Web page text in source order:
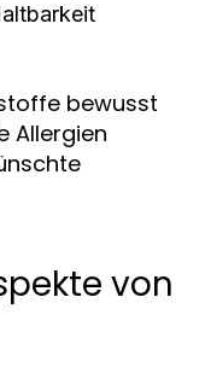
bewusst
Allergien
von